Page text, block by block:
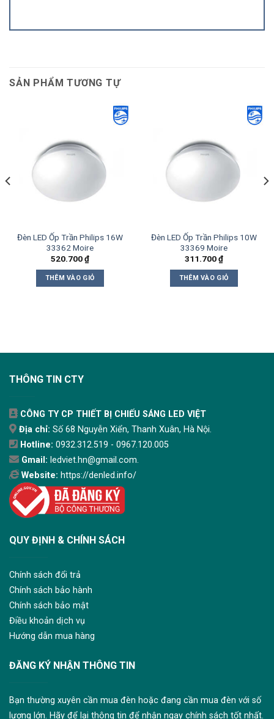
SẢN PHẨM TƯƠNG TỰ
Đèn LED Ốp Trần Philips 16W
33362 Moire
520.700₫
THÊM VÀO GIỎ
Đèn LED Ốp Trần Philips 10W
33369 Moire
311.700₫
THÊM VÀO GIỎ
THÔNG TIN CTY
CÔNG TY CP THIẾT BỊ CHIẾU SÁNG LED VIỆT
Địa chỉ: Số 68 Nguyễn Xiển, Thanh Xuân, Hà Nội.
Hotline: 0932.312.519 - 0967.120.005
Gmail: ledviet.hn@gmail.com.
Website: https://denled.info/
QUY ĐỊNH & CHÍNH SÁCH
Chính sách đổi trả
Chính sách bảo hành
Chính sách bảo mật
Điều khoản dịch vụ
Hướng dẫn mua hàng
ĐĂNG KÝ NHẬN THÔNG TIN
Bạn thường xuyên cần mua đèn hoặc đang cần mua đèn với số
lượng lớn. Hãy để lại thông tin để nhận ngay chính sách tốt nhất.